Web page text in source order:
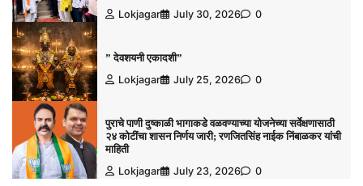
Lokjagar
July 30, 2026 0
” देवशयनी एकादशी”
Lokjagar
July 25, 2026 0
पुराचे पाणी दुष्काळी भागाकडे वळवण्याच्या योजनेच्या सर्वेक्षणासाठी
२४ कोटींचा शासन निर्णय जारी; रणजितसिंह नाईक निंबाळकर यांची
माहिती
Lokjagar
July 23, 2026 0